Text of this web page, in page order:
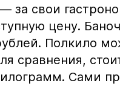
за свои
цену.
Полкило
сравнения,
Сами